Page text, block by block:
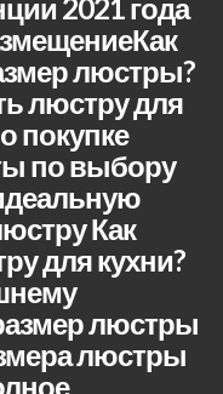
2021 года
люстры?
люстру для
покупке
по выбору
Как
для кухни?
люстры
люстры